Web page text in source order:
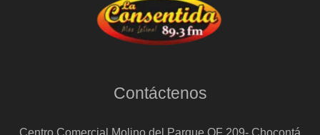
Contáctenos
Centro Comercial Molino del Parque OF 209- Chocontá